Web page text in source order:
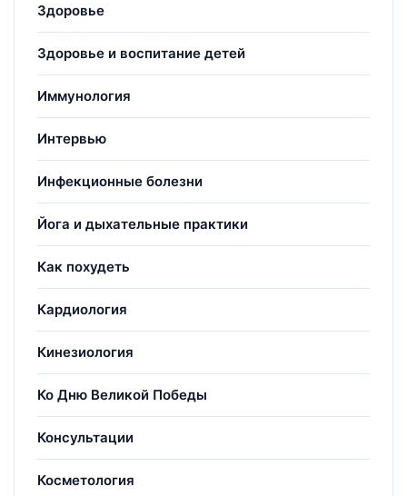
Здоровье
Здоровье и воспитание детей
Иммунология
Интервью
Инфекционные болезни
Йога и дыхательные практики
Как похудеть
Кардиология
Кинезиология
Ко Дню Великой Победы
Консультации
Косметология